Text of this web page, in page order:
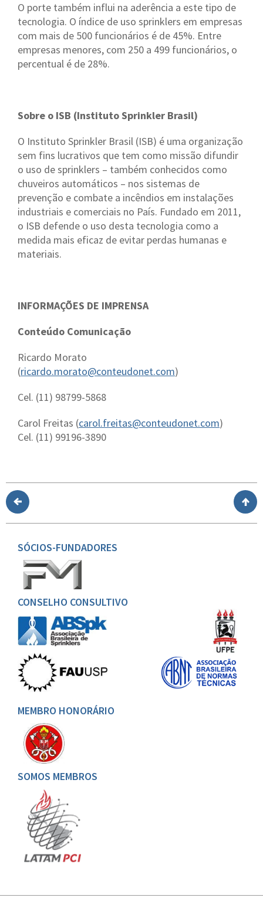
O porte também influi na aderência a este tipo de
tecnologia. O índice de uso sprinklers em empresas
com mais de 500 funcionários é de 45%. Entre
empresas menores, com 250 a 499 funcionários, o
percentual é de 28%.
Sobre o ISB (Instituto Sprinkler Brasil)
O Instituto Sprinkler Brasil (ISB) é uma organização
sem fins lucrativos que tem como missão difundir
o uso de sprinklers – também conhecidos como
chuveiros automáticos – nos sistemas de
prevenção e combate a incêndios em instalações
industriais e comerciais no País. Fundado em 2011,
o ISB defende o uso desta tecnologia como a
medida mais eficaz de evitar perdas humanas e
materiais.
INFORMAÇÕES DE IMPRENSA
Conteúdo Comunicação
Ricardo Morato
(ricardo.morato@conteudonet.com)
Cel. (11) 98799-5868
Carol Freitas (carol.freitas@conteudonet.com)
Cel. (11) 99196-3890
SÓCIOS-FUNDADORES
CONSELHO CONSULTIVO
MEMBRO HONORÁRIO
SOMOS MEMBROS